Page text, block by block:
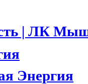
| ЛК
Энергия